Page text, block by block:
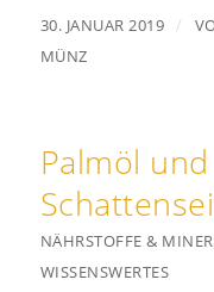
30. JANUAR 2019 /
MÜNZ
Palmöl
NÄHRSTOFFE &
WISSENSWERTES